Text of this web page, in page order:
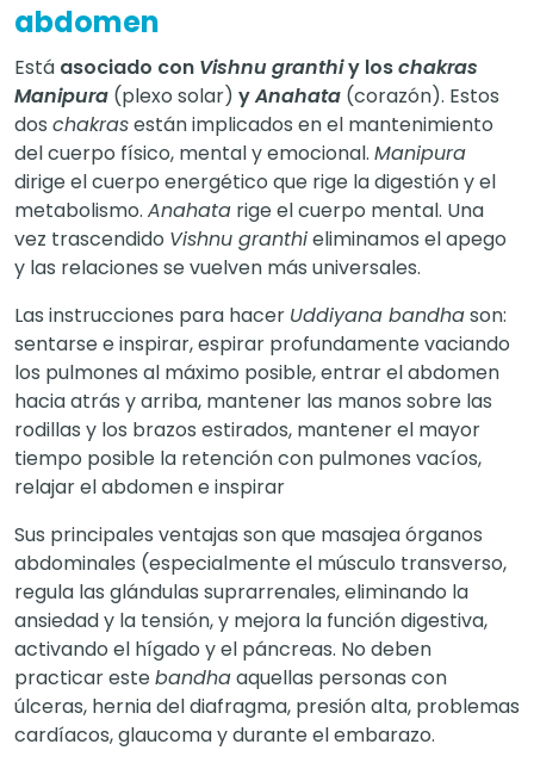
abdomen
Está asociado con Vishnu granthiy loschakras
Manipura (plexo solar) yAnahata (corazón). Estos
dos chakrasestán implicados en el mantenimiento
del cuerpo físico, mental y emocional. Manipura
dirige el cuerpo energético que rige la digestión y el
metabolismo. Anahata rige el cuerpo mental. Una
vez trascendido Vishnu granthieliminamos el apego
y las relaciones se vuelven más universales.
Las instrucciones para hacer Uddiyana bandhason:
sentarse e inspirar, espirar profundamente vaciando
los pulmones al máximo posible, entrar el abdomen
hacia atrás y arriba, mantener las manos sobre las
rodillas y los brazos estirados, mantener el mayor
tiempo posible la retención con pulmones vacíos,
relajar el abdomen e inspirar
Sus principales ventajas son que masajea órganos
abdominales (especialmente el músculo transverso,
regula las glándulas suprarrenales, eliminando la
ansiedad y la tensión, y mejora la función digestiva,
activando el hígado y el páncreas. No deben
practicar estebandhaaquellas personas con
úlceras, hernia del diafragma, presión alta, problemas
cardíacos, glaucoma y durante el embarazo.